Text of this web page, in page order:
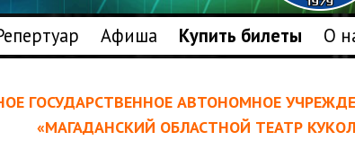
Афиша Купить билеты О
ГОСУДАРСТВЕННОЕ АВТОНОМНОЕ
«МАГАДАНСКИЙ ОБЛАСТНОЙ ТЕАТР